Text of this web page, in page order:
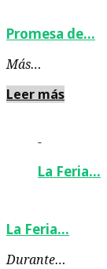
Promesa de…
Más…
Leer más
-
La Feria…
La Feria…
Durante…